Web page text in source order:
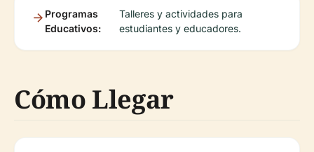
Programas
Educativos:
Talleres y actividades para
estudiantes y educadores.
Cómo Llegar